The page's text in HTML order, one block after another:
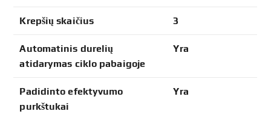
Krepšių skaičius 3
Automatinis durelių
atidarymas ciklo pabaigoje
Yra
Padidinto efektyvumo
purkštukai
Yra